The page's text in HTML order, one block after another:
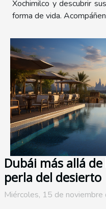
Xochimilco y descubrir
forma de vida.
Dubái más allá
perla del desierto
Miércoles, 15 de